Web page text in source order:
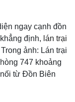
ngay cạnh đồn
định, lán trại
Trong ảnh: Lán trại
747 khoảng
từ Đồn Biên